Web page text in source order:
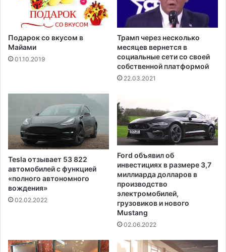
т
е
й
а
е
т
а
з
д
о
7
д
о
р
Подарок со вкусом в
Майами
01.10.2019
Трамп через несколько
месяцев вернется в
социальные сети со своей
собственной платформой
22.03.2021
Tesla отзывает 53 822
автомобилей с функцией
«полного автономного
вождения»
02.02.2022
Ford объявил об
инвестициях в размере 3,7
миллиарда долларов в
производство
электромобилей,
грузовиков и нового
Mustang
02.06.2022